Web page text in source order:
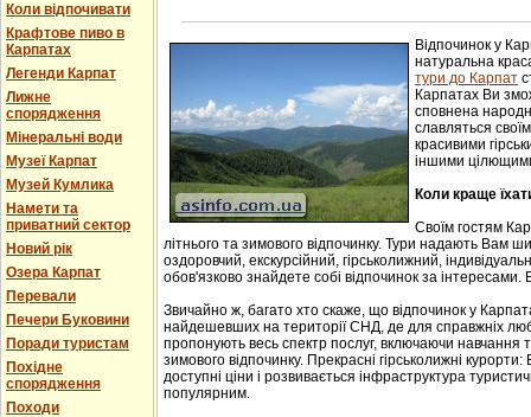
Коли відпочивати
Крафтове пиво в
Карпатах
Легенди Карпат
Лижне
спорядження
Мінеральні води
Музеї Карпат
Музей Кумлика
Намети та
приватний сектор
Новий рік
Озера Карпат
Перевали
Печери Буковини
Поради туристам
Похідне
спорядження
Походи
Лічільник відвідувачів
Відпочинок у
натуральна
тури до Карпат
Карпатах Ви
сповнена
славляться
красивими
іншими
Коли краще
Своїм гостям
літнього та зимового відпочинку. Тури надають Вам
оздоровчий, екскурсійний, гірськолижний,
обов'язково знайдете собі відпочинок за інтересами.
Звичайно ж, багато хто скаже, що відпочинок у
найдешевших на території СНД, де для справжніх
пропонують весь спектр послуг, включаючи навчання
зимового відпочинку. Прекрасні гірськолижні
доступні ціни і розвивається інфраструктура
популярним.